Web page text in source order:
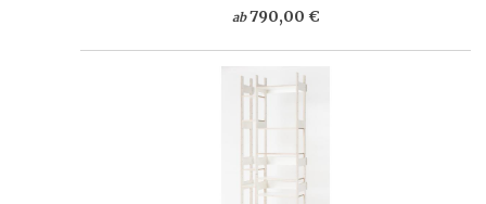
ab 790,00 €